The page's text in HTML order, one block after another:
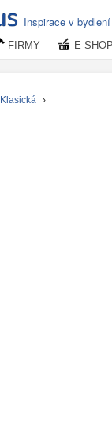
Inspirace v bydlení
FIRMY E-SHOP
Klasická ›